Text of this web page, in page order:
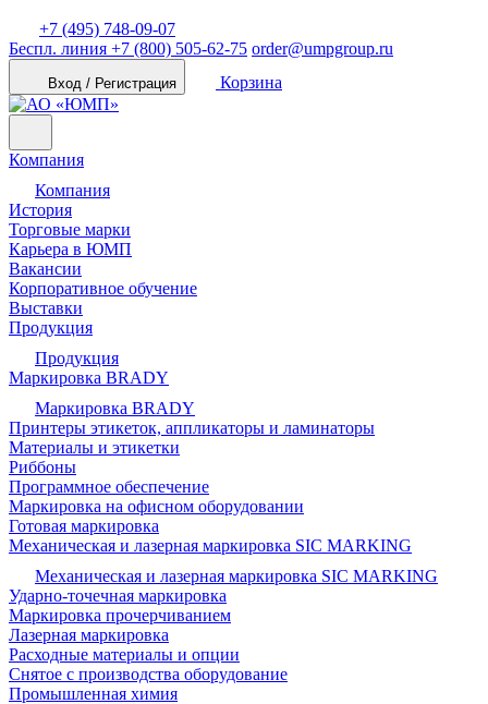
+7 (495) 748-09-07
Беспл. линия +7 (800) 505-62-75 order@umpgroup.ru
Вход / Регистрация Корзина
Компания
Компания
История
Торговые марки
Карьера в ЮМП
Вакансии
Корпоративное обучение
Выставки
Продукция
Продукция
Маркировка BRADY
Маркировка BRADY
Принтеры этикеток, аппликаторы и ламинаторы
Материалы и этикетки
Риббоны
Программное обеспечение
Маркировка на офисном оборудовании
Готовая маркировка
Механическая и лазерная маркировка SIC MARKING
Механическая и лазерная маркировка SIC MARKING
Ударно-точечная маркировка
Маркировка прочерчиванием
Лазерная маркировка
Расходные материалы и опции
Снятое с производства оборудование
Промышленная химия